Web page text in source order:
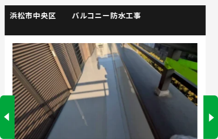
掛川市 流し台水栓取替工事